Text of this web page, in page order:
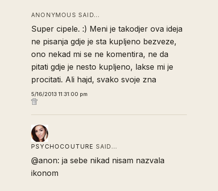
ANONYMOUS SAID…
Super cipele. :) Meni je takodjer ova ideja
ne pisanja gdje je sta kupljeno bezveze,
ono nekad mi se ne komentira, ne da
pitati gdje je nesto kupljeno, lakse mi je
procitati. Ali hajd, svako svoje zna
5/16/2013 11:31:00 pm
PSYCHOCOUTURE SAID…
@anon: ja sebe nikad nisam nazvala
ikonom